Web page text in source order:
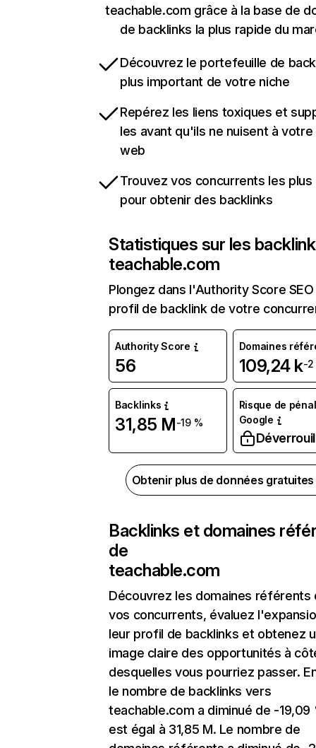
teachable.com grâce à la base de
de backlinks la plus rapide du
Découvrez le portefeuille de
plus important de votre niche
Repérez les liens toxiques et
les avant qu'ils ne nuisent à
web
Trouvez vos concurrents les
pour obtenir des backlinks
Statistiques sur les
teachable.com
Plongez dans l'Authority Score
profil de backlink de votre
Authority Score
56
Domaines
109,24 k-2
Backlinks
31,85 M-19 %
Risque de
Google
Obtenir plus de données
Backlinks et domaines
de
teachable.com
Découvrez les domaines référents
vos concurrents, évaluez
leur profil de backlinks et obtenez
image claire des opportunités à
desquelles vous pourriez passer.
le nombre de backlinks vers
teachable.com a diminué de -19,09
est égal à 31,85 M. Le nombre de